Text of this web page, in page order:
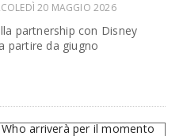
20 MAGGIO 2026
partnership con Disney
partire da giugno